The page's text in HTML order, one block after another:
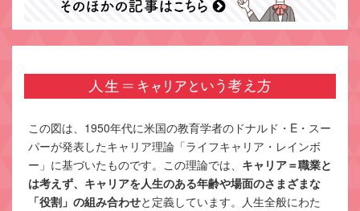
この図は、1950年代に米国の教育学者のドナルド・E・スー
パーが発表したキャリア理論「ライフキャリア・レインボ
ー」に基づいたものです。この理論では、 キャリア＝職業と
は考えず、キャリアを人生のある年齢や場面のさまざまな
「役割」の組み合わせと定義しています。人生全般にわた